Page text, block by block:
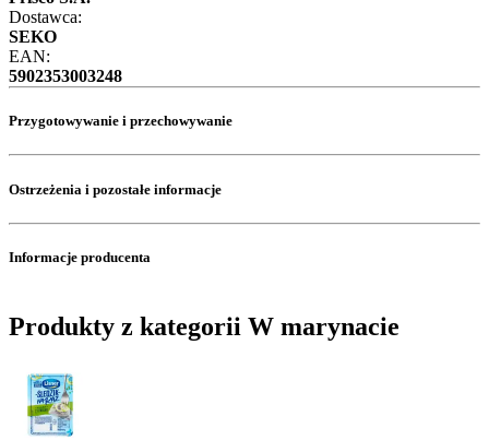
Dostawca:
SEKO
EAN:
5902353003248
Przygotowywanie i przechowywanie
Ostrzeżenia i pozostałe informacje
Informacje producenta
Produkty z kategorii W marynacie